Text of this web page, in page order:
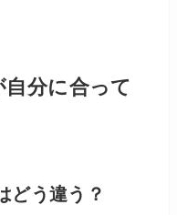
分に合って
どう違う？